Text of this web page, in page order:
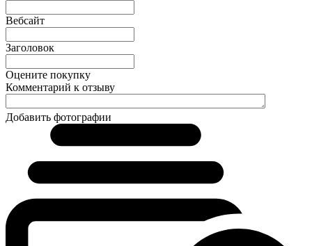
Вебсайт
Заголовок
Оцените покупку
Комментарий к отзыву
Добавить фотографии